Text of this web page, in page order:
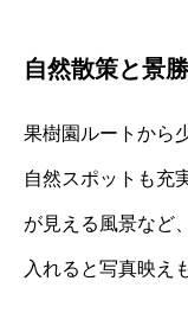
自然散策と景
果樹園ルートから
自然スポットも充
が見える風景など
入れると写真映え